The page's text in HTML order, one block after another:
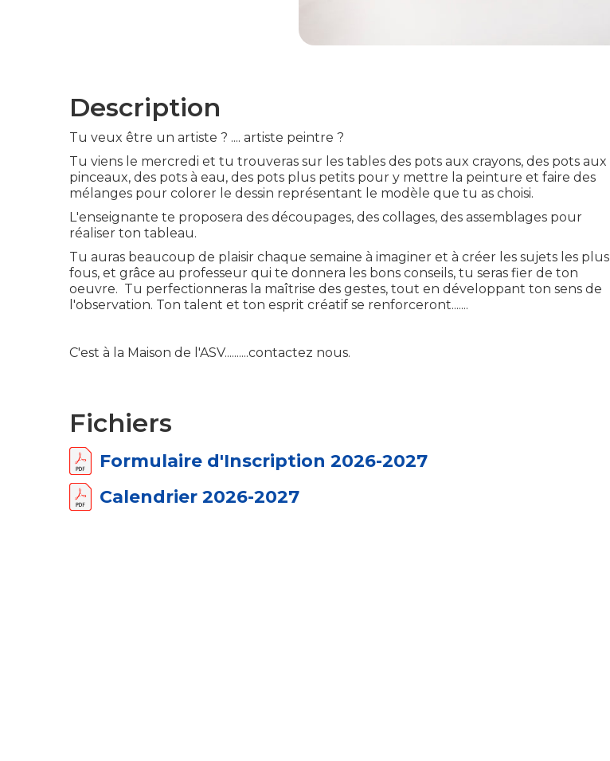
Description
Tu veux être un artiste ? .... artiste peintre ?
Tu viens le mercredi et tu trouveras sur les tables des pots aux crayons, des pots aux
pinceaux, des pots à eau, des pots plus petits pour y mettre la peinture et faire des
mélanges pour colorer le dessin représentant le modèle que tu as choisi.
L'enseignante te proposera des découpages, des collages, des assemblages pour
réaliser ton tableau.
Tu auras beaucoup de plaisir chaque semaine à imaginer et à créer les sujets les plus
fous, et grâce au professeur qui te donnera les bons conseils, tu seras fier de ton
oeuvre. Tu perfectionneras la maîtrise des gestes, tout en développant ton sens de
l'observation. Ton talent et ton esprit créatif se renforceront.......
C'est à la Maison de l'ASV..........contactez nous.
Fichiers
Formulaire d'Inscription 2026-2027
Calendrier 2026-2027